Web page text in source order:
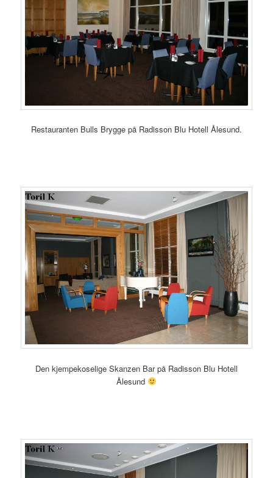
Restauranten Bulls Brygge på Radisson Blu Hotell Ålesund.
Den kjempekoselige Skanzen Bar på Radisson Blu Hotell
Ålesund